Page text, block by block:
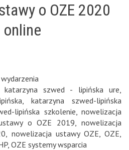
o OZE 2020
katarzyna szwed - lipińska ure
katarzyna szwed-lipińska
lipińska szkolenie nowelizacja
o OZE 2019 ,nowelizacja
nowelizacja ustawy OZE ,OZE
, OZE systemy wsparcia